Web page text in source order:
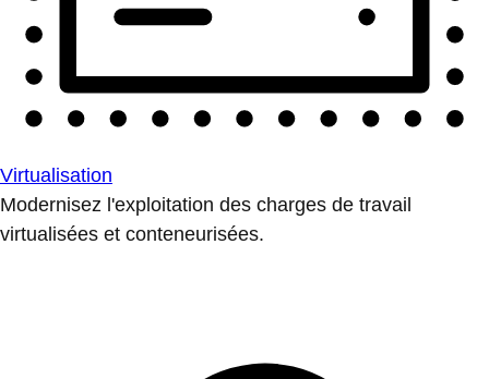
Virtualisation
Modernisez l'exploitation des charges de travail
virtualisées et conteneurisées.